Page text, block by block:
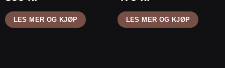
LES MER OG KJØP LES MER OG KJØP